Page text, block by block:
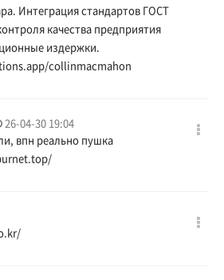
Интеграция стандартов ГОСТ
качества предприятия
издержки.
collinmacmahon
26-04-30 19:04
впн реально пушка